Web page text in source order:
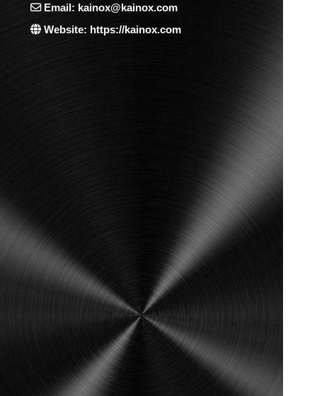
Email: kainox@kainox.com
Website: https://kainox.com